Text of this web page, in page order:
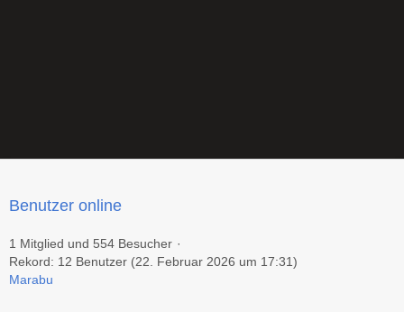
Benutzer online
1 Mitglied und 554 Besucher
Rekord: 12 Benutzer (22. Februar 2026 um 17:31)
Marabu